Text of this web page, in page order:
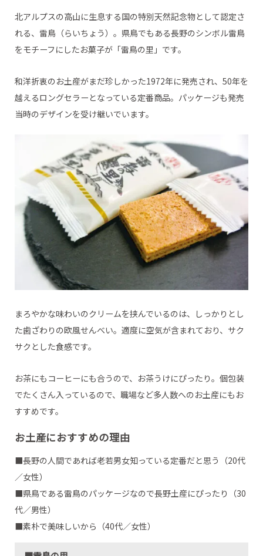
北アルプスの高山に生息する国の特別天然記念物として認定さ
れる、雷鳥（らいちょう）。県鳥でもある長野のシンボル雷鳥
をモチーフにしたお菓子が「雷鳥の里」です。
和洋折衷のお土産がまだ珍しかった1972年に発売され、50年を
越えるロングセラーとなっている定番商品。パッケージも発売
当時のデザインを受け継いでいます。
まろやかな味わいのクリームを挟んでいるのは、しっかりとし
た歯ざわりの欧風せんべい。適度に空気が含まれており、サク
サクとした食感です。
お茶にもコーヒーにも合うので、お茶うけにぴったり。個包装
でたくさん入っているので、職場など多人数へのお土産にもお
すすめです。
お土産におすすめの理由
■長野の人間であれば老若男女知っている定番だと思う（20代
／女性）
■県鳥である雷鳥のパッケージなので長野土産にぴったり（30
代／男性）
■素朴で美味しいから（40代／女性）